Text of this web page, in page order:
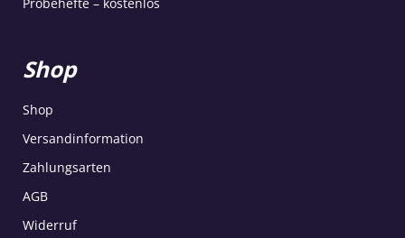
Shop
Shop
Versandinformation
Zahlungsarten
AGB
Widerruf